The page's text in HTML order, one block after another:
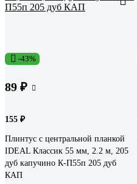
-43%
89 ₽
155 ₽
Плинтус с центральной планкой
IDEAL Классик 55 мм, 2.2 м, 205
дуб капучино К-П55п 205 дуб
КАП